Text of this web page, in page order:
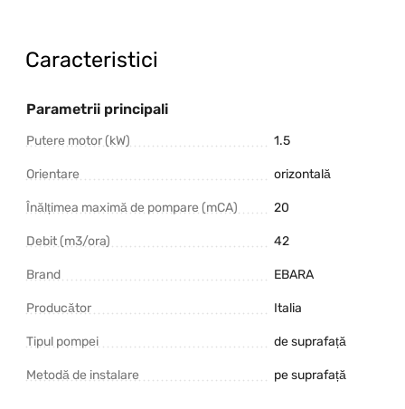
Caracteristici
Parametrii principali
Putere motor (kW) 1.5
Orientare orizontală
Înălțimea maximă de pompare (mCA) 20
Debit (m3/ora) 42
Brand EBARA
Producător Italia
Tipul pompei de suprafață
Metodă de instalare pe suprafață